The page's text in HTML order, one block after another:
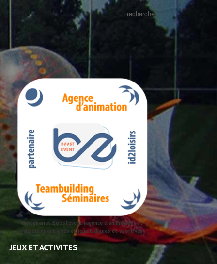
Partenariat Boostevent (agence d'animation) et
id2loisirs activités et jeux ludiques et sportives
JEUX ET ACTIVITES